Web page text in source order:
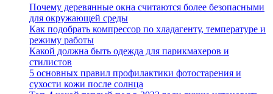
Почему деревянные окна считаются более безопасными
для окружающей среды
Как подобрать компрессор по хладагенту, температуре и
режиму работы
Какой должна быть одежда для парикмахеров и
стилистов
5 основных правил профилактики фотостарения и
сухости кожи после солнца